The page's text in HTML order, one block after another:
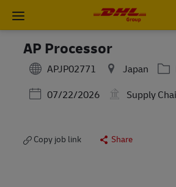
Skip to main content
AP Processor
APJP02771 Japan
Posted Date
07/22/2026 Supply
Copy job link Share